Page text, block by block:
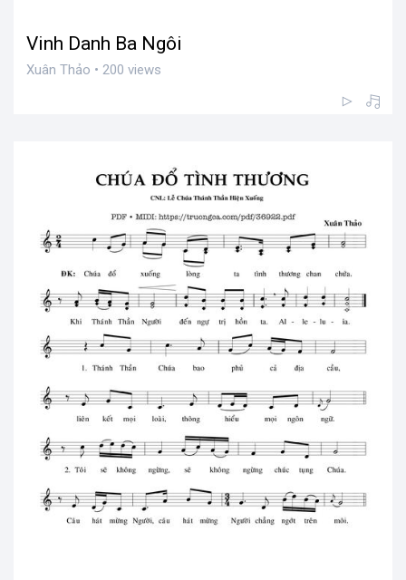
Vinh Danh Ba Ngôi
Xuân Thảo • 200 views